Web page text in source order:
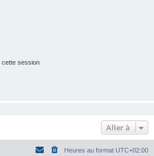
cette session
Aller à
Heures au format UTC+02:00